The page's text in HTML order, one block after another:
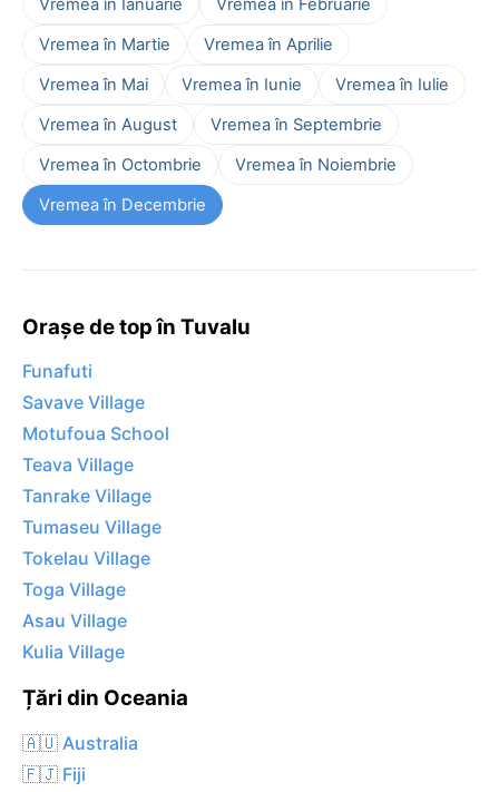
Vremea în Ianuarie
Vremea în Februarie
Vremea în Martie
Vremea în Aprilie
Vremea în Mai
Vremea în Iunie
Vremea în Iulie
Vremea în August
Vremea în Septembrie
Vremea în Octombrie
Vremea în Noiembrie
Vremea în Decembrie
Orașe de top în Tuvalu
Funafuti
Savave Village
Motufoua School
Teava Village
Tanrake Village
Tumaseu Village
Tokelau Village
Toga Village
Asau Village
Kulia Village
Țări din Oceania
🇦🇺 Australia
🇫🇯 Fiji